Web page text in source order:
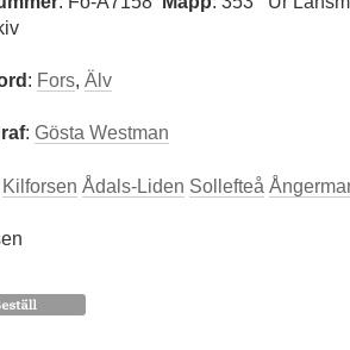
: Fors, Älv
: Gösta Westman
Kilforsen Ådals-Liden Sollefteå